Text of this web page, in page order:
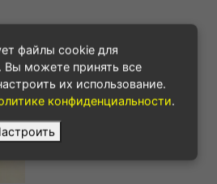
файлы cookie для
Вы можете принять все
их использование.
конфиденциальности.